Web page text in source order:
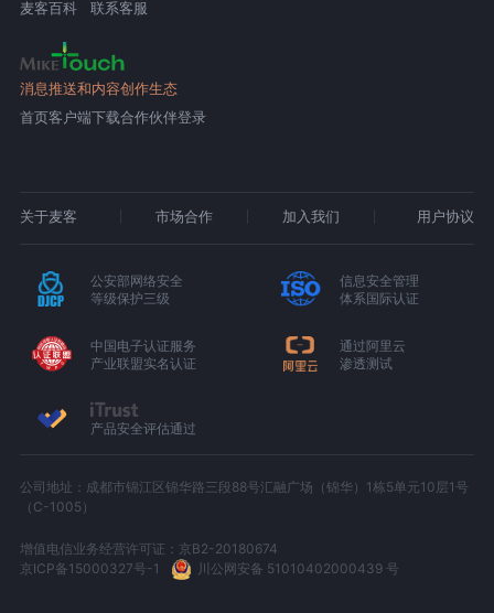
麦客百科
联系客服
消息推送和内容创作生态
首页客户端下载合作伙伴登录
关于麦客 市场合作 加入我们 用户协议
公安部网络安全
等级保护三级
信息安全管理
体系国际认证
中国电子认证服务
产业联盟实名认证
通过阿里云
渗透测试
产品安全评估通过
公司地址：成都市锦江区锦华路三段88号汇融广场（锦华）1栋5单元10层1号
（C-1005）
增值电信业务经营许可证：京B2-20180674
京ICP备15000327号-1
川公网安备 51010402000439 号